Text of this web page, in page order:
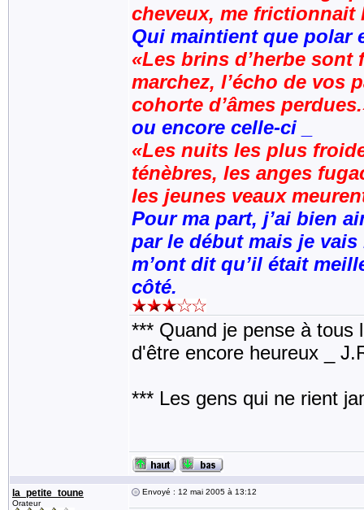
cheveux, me frictionnait
Qui maintient que polar
«Les brins d’herbe
marchez, l’écho de vos
cohorte d’âmes
ou encore celle-ci _
«Les nuits les plus
ténèbres, les anges
les jeunes veaux
Pour ma part, j’ai bien
par le début mais je
m’ont dit qu’il était
côté.
*** Quand je pense à tous
d'être encore heureux _
*** Les gens qui ne rient
la_petite_toune
Orateur
Envoyé : 12 mai 2005 à 13:12